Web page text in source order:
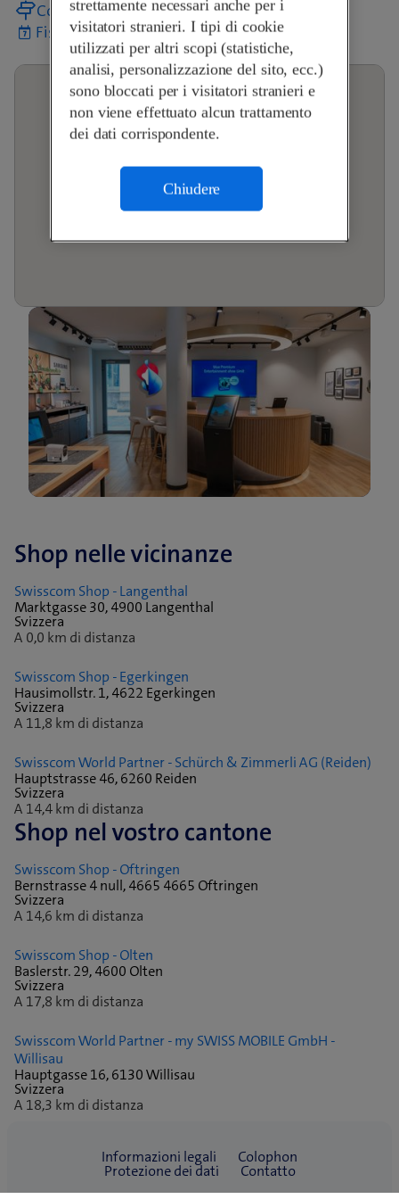
Come arrivare
Fissa un appuntamento
Shop nelle vicinanze
Swisscom Shop - Langenthal
Marktgasse 30, 4900 Langenthal
Svizzera
A 0,0 km di distanza
Swisscom Shop - Egerkingen
Hausimollstr. 1, 4622 Egerkingen
Svizzera
A 11,8 km di distanza
Swisscom World Partner - Schürch & Zimmerli AG (Reiden)
Hauptstrasse 46, 6260 Reiden
Svizzera
A 14,4 km di distanza
Shop nel vostro cantone
Swisscom Shop - Oftringen
Bernstrasse 4 null, 4665 4665 Oftringen
Svizzera
A 14,6 km di distanza
Swisscom Shop - Olten
Baslerstr. 29, 4600 Olten
Svizzera
A 17,8 km di distanza
Swisscom World Partner - my SWISS MOBILE GmbH -
Willisau
Hauptgasse 16, 6130 Willisau
Svizzera
A 18,3 km di distanza
strettamente necessari anche per i
visitatori stranieri. I tipi di cookie
utilizzati per altri scopi (statistiche,
analisi, personalizzazione del sito, ecc.)
sono bloccati per i visitatori stranieri e
non viene effettuato alcun trattamento
dei dati corrispondente.
Chiudere